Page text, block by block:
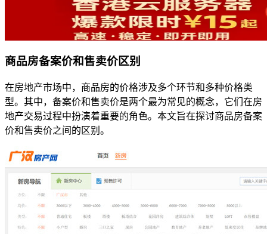
商品房备案价和售卖价区别
在房地产市场中，商品房的价格涉及多个环节和多种价格类
型。其中，备案价和售卖价是两个最为常见的概念，它们在房
地产交易过程中扮演着重要的角色。本文旨在探讨商品房备案
价和售卖价之间的区别。